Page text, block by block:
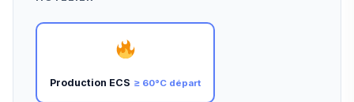
Production ECS ≥ 60°C départ